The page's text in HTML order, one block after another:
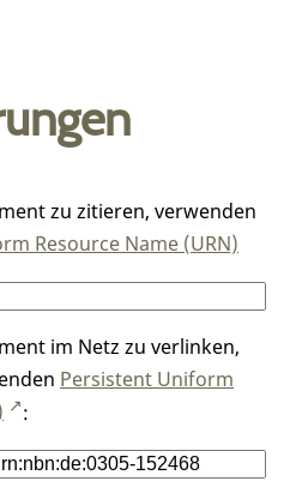
zu zitieren, verwenden
Resource Name (URN)
im Netz zu verlinken,
Persistent Uniform
: